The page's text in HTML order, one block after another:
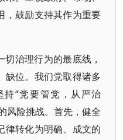
，鼓励支持其作为重要
治理行为的最底线，
缺位。我们党取得诸多
“党要管党，从严治
风险挑战。首先，健全
律转化为明确、成文的